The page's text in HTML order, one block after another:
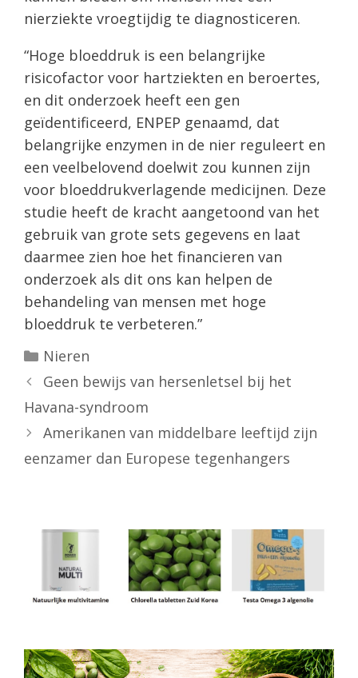
nierziekte vroegtijdig te diagnosticeren.
“Hoge bloeddruk is een belangrijke
risicofactor voor hartziekten en beroertes,
en dit onderzoek heeft een gen
geïdentificeerd, ENPEP genaamd, dat
belangrijke enzymen in de nier reguleert en
een veelbelovend doelwit zou kunnen zijn
voor bloeddrukverlagende medicijnen. Deze
studie heeft de kracht aangetoond van het
gebruik van grote sets gegevens en laat
daarmee zien hoe het financieren van
onderzoek als dit ons kan helpen de
behandeling van mensen met hoge
bloeddruk te verbeteren.”
Categorieën
Nieren
Geen bewijs van hersenletsel bij het
Havana-syndroom
Amerikanen van middelbare leeftijd zijn
eenzamer dan Europese tegenhangers